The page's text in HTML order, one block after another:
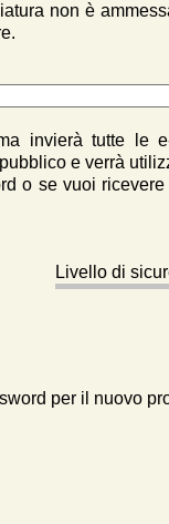
non è
invierà tutte le
e verrà
o se vuoi
Livello di
per il nuovo